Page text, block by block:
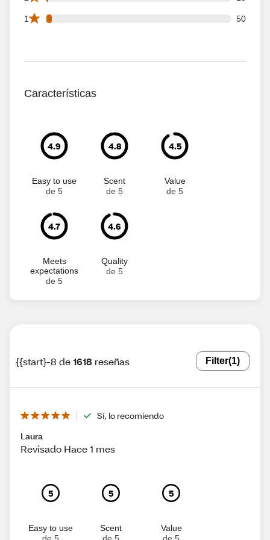
1 50
50 1 star reviews out of 1618 reviews
Características
4.9
Easy to use
de 5
4.8
Scent
de 5
4.5
Value
de 5
4.7
Meets
expectations
de 5
4.6
Quality
de 5
{{start}-8 de1618 reseñas Filter(1)
Sí, lo recomiendo
Laura
Revisado Hace 1 mes
5
Easy to use
5
Scent
5
Value